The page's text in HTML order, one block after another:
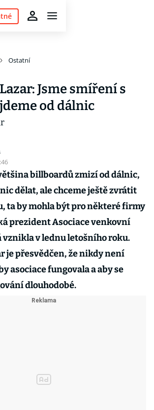
Ostatní
Jsme smíření s
od dálnic
billboardů zmizí od dálnic,
dělat, ale chceme ještě zvrátit
ta by mohla být pro některé firmy
prezident Asociace venkovní
vznikla v lednu letošního roku.
je přesvědčen, že nikdy není
asociace fungovala a aby se
dlouhodobé.